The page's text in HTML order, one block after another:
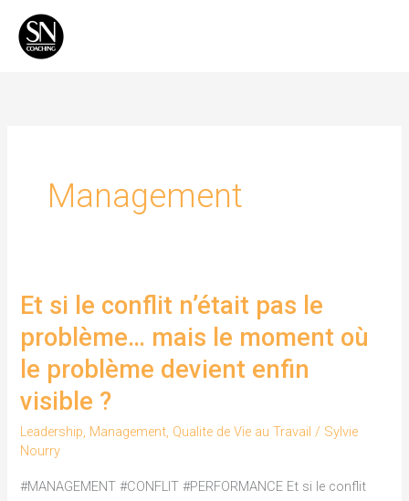
contenu
Management
Et si le conflit n’était pas le
problème… mais le moment où
le problème devient enfin
visible ?
Leadership, Management, Qualite de Vie au Travail / Sylvie
Nourry
#MANAGEMENT #CONFLIT #PERFORMANCE Et si le conflit
Et
le
conflit
n’était
pas
le